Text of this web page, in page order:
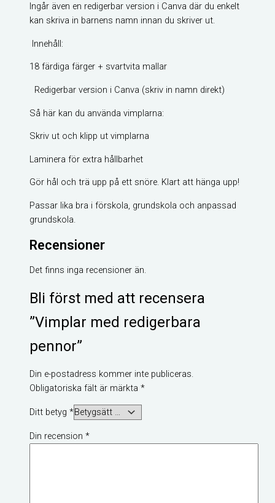
Ingår även en redigerbar version i Canva där du enkelt
kan skriva in barnens namn innan du skriver ut.
Innehåll:
18 färdiga färger + svartvita mallar
Redigerbar version i Canva (skriv in namn direkt)
Så här kan du använda vimplarna:
Skriv ut och klipp ut vimplarna
Laminera för extra hållbarhet
Gör hål och trä upp på ett snöre. Klart att hänga upp!
Passar lika bra i förskola, grundskola och anpassad
grundskola.
Recensioner
Det finns inga recensioner än.
Bli först med att recensera
”Vimplar med redigerbara
pennor”
Din e-postadress kommer inte publiceras.
Obligatoriska fält är märkta *
Ditt betyg *
Din recension *